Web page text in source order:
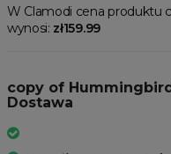
W Clamodi cena produktu
wynosi: zł159.99
copy of
Dostawa